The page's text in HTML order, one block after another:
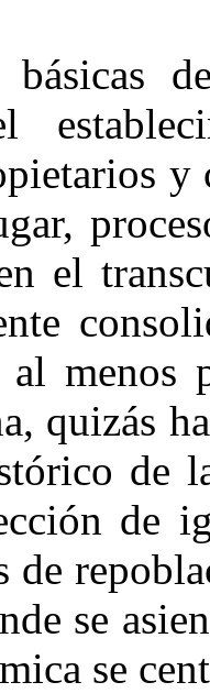
básicas
el
al
quizás
de
de
se
se